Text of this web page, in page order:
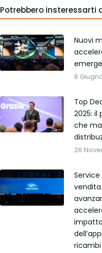
Potrebbero insteressarti
Nuovi
8
Top
2025: il
che
26
Service
ricambi